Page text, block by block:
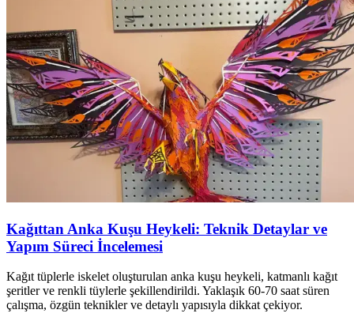
Kağıttan Anka Kuşu Heykeli: Teknik Detaylar ve
Yapım Süreci İncelemesi
Kağıt tüplerle iskelet oluşturulan anka kuşu heykeli, katmanlı kağıt
şeritler ve renkli tüylerle şekillendirildi. Yaklaşık 60-70 saat süren
çalışma, özgün teknikler ve detaylı yapısıyla dikkat çekiyor.